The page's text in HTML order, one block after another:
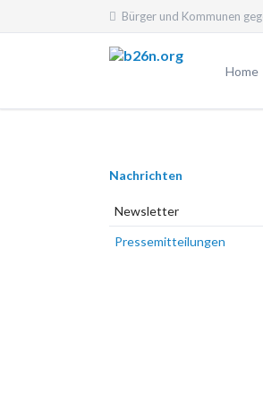
Bürger und Kommunen
Home
Navigation
Nachrichten
Newsletter
Pressemitteilungen